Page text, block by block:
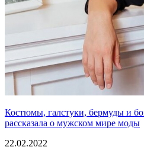
Костюмы, галстуки, бермуды и
рассказала о мужском мире моды
22.02.2022